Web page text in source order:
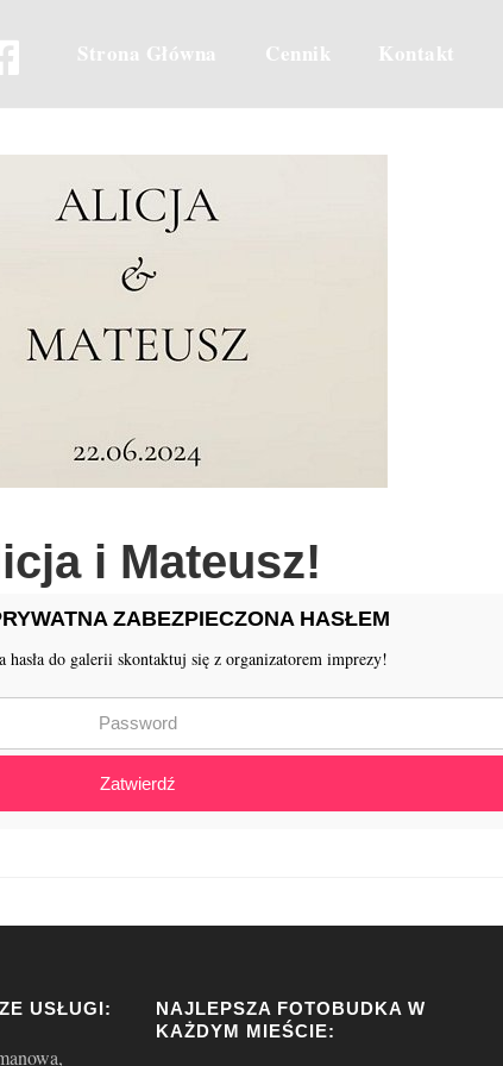
Strona Główna Cennik Kontakt
i Mateusz!
ZABEZPIECZONA HASŁEM
hasła do galerii skontaktuj się z organizatorem imprezy!
Zatwierdź
USŁUGI:
NAJLEPSZA FOTOBUDKA W
KAŻDYM MIEŚCIE: